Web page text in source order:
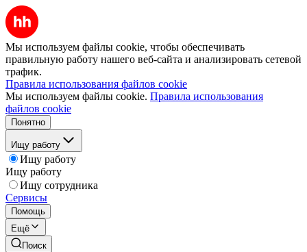
Мы используем файлы cookie, чтобы обеспечивать
правильную работу нашего веб-сайта и анализировать сетевой
трафик.
Правила использования файлов cookie
Мы используем файлы cookie. Правила использования
файлов cookie
Понятно
Ищу работу
Ищу работу
Ищу работу
Ищу сотрудника
Сервисы
Помощь
Ещё
Поиск